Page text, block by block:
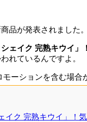
品が発表されました。
ェイク 完熟キウイ」
れているんですよ。
ーションを含む場合
イク 完熟キウイ」！